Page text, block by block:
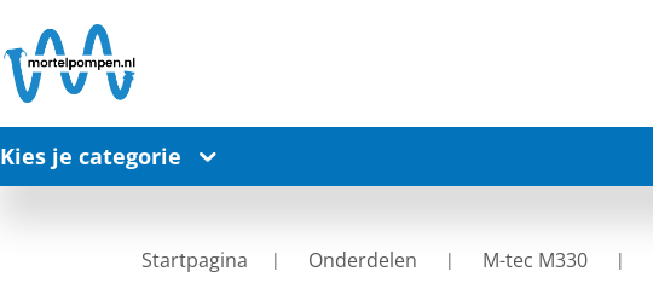
Kies je categorie
Startpagina Onderdelen M-tec M330